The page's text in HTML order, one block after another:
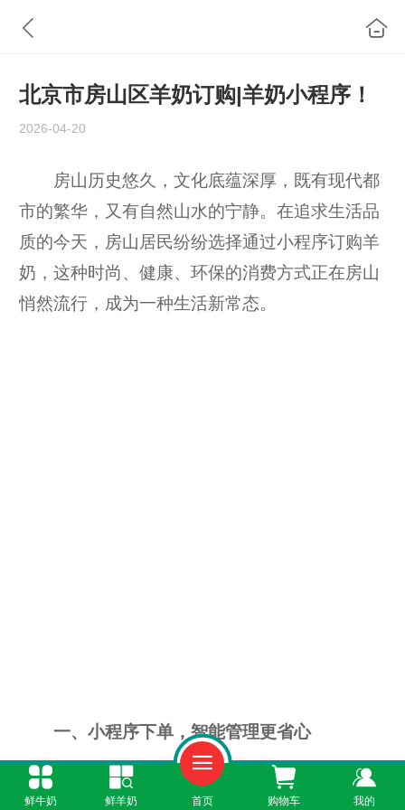
北京市房山区羊奶订购|羊奶小程序！
2026-04-20
房山历史悠久，文化底蕴深厚，既有现代都
市的繁华，又有自然山水的宁静。在追求生活品
质的今天，房山居民纷纷选择通过小程序订购羊
奶，这种时尚、健康、环保的消费方式正在房山
悄然流行，成为一种生活新常态。
一、小程序下单，智能管理更省心
房山区的用户专属【鲜奶365小程序】已全
鲜牛奶 鲜羊奶 首页 购物车 我的